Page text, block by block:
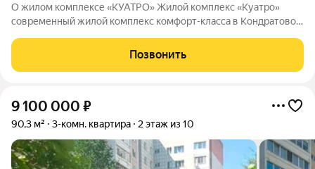
О жилом комплексе «КУАТРО» Жилой комплекс «Куатро»
современный жилой комплекс комфорт-класса в Кондратово,
Шесть секций объединены общей архитектурой, закрытым
двор-садом на стилобате и
Позвонить
9 100 000 ₽
90,3 м² 3-комн. квартира 2 этаж из 10